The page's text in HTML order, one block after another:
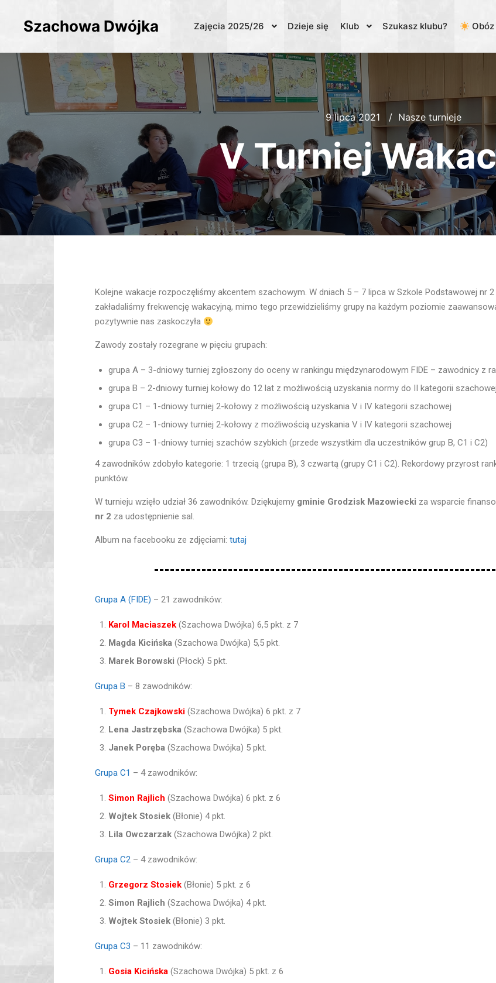
Szachowa Dwójka Zajęcia 2025/26 Dzieje się Klub Szukasz klubu? Obóz
9 lipca 2021 Nasze turnieje
V Turniej
Kolejne wakacje rozpoczęliśmy akcentem szachowym. W dniach 5 – 7 lipca w Szkole Podstawowej nr
zakładaliśmy frekwencję wakacyjną, mimo tego przewidzieliśmy grupy na każdym poziomie
pozytywnie nas zaskoczyła
Zawody zostały rozegrane w pięciu grupach:
grupa A – 3-dniowy turniej zgłoszony do oceny w rankingu międzynarodowym FIDE – zawodnicy z
grupa B – 2-dniowy turniej kołowy do 12 lat z możliwością uzyskania normy do II kategorii
grupa C1 – 1-dniowy turniej 2-kołowy z możliwością uzyskania V i IV kategorii szachowej
grupa C2 – 1-dniowy turniej 2-kołowy z możliwością uzyskania V i IV kategorii szachowej
grupa C3 – 1-dniowy turniej szachów szybkich (przede wszystkim dla uczestników grup B, C1 i C2)
4 zawodników zdobyło kategorie: 1 trzecią (grupa B), 3 czwartą (grupy C1 i C2). Rekordowy przyrost
punktów.
W turnieju wzięło udział 36 zawodników. Dziękujemy gminie Grodzisk Mazowiecki za wsparcie
nr 2 za udostępnienie sal.
Album na facebooku ze zdjęciami: tutaj
Grupa A (FIDE) – 21 zawodników:
Karol Maciaszek(Szachowa Dwójka) 6,5 pkt. z 7
Magda Kicińska (Szachowa Dwójka) 5,5 pkt.
Marek Borowski (Płock) 5 pkt.
Grupa B – 8 zawodników:
Tymek Czajkowski (Szachowa Dwójka) 6 pkt. z 7
Lena Jastrzębska (Szachowa Dwójka) 5 pkt.
Janek Poręba (Szachowa Dwójka) 5 pkt.
Grupa C1 – 4 zawodników:
Simon Rajlich (Szachowa Dwójka) 6 pkt. z 6
Wojtek Stosiek(Błonie) 4 pkt.
Lila Owczarzak(Szachowa Dwójka) 2 pkt.
Grupa C2 – 4 zawodników:
Grzegorz Stosiek(Błonie) 5 pkt. z 6
Simon Rajlich (Szachowa Dwójka) 4 pkt.
Wojtek Stosiek(Błonie) 3 pkt.
Grupa C3 – 11 zawodników:
Gosia Kicińska(Szachowa Dwójka) 5 pkt. z 6